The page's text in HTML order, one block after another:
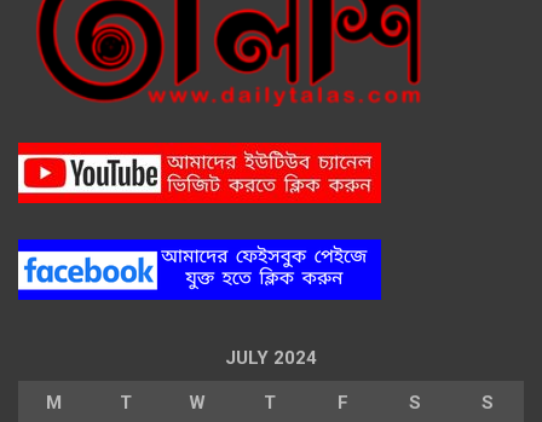
JULY 2024
M T W T F S S